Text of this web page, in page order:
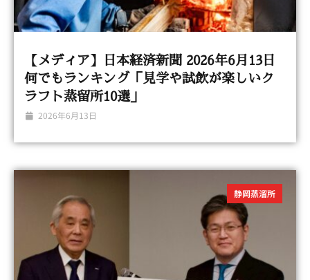
【メディア】日本経済新聞 2026年6月13日
何でもランキング「見学や試飲が楽しいク
ラフト蒸留所10選」
2026年6月13日
静岡蒸溜所